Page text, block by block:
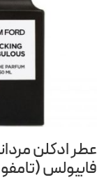
عطر ادکلن
فابیولس